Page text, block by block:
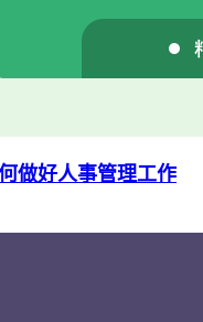
做好人事管理工作